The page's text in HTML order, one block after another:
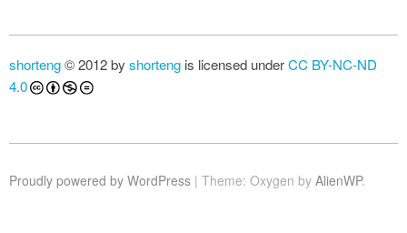
shorteng© 2012 by shorteng is licensed underCC BY-NC-ND
4.0
Proudly powered by WordPress | Theme: Oxygen by AlienWP.